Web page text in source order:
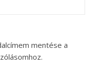
mentése a